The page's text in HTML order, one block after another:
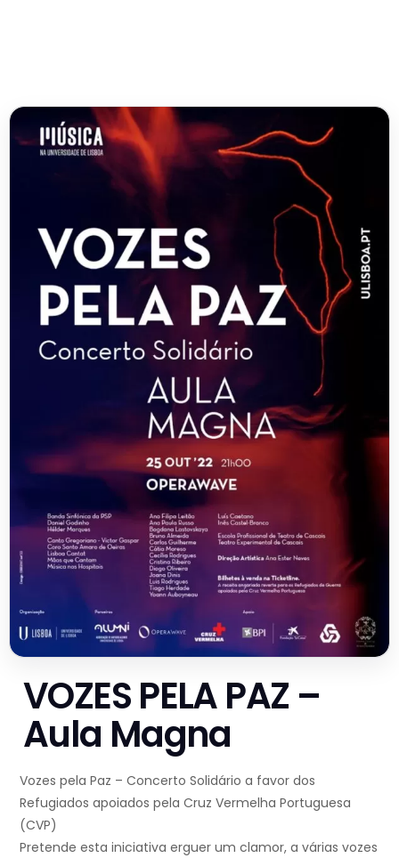
VOZES PELA PAZ –
Aula Magna
Vozes pela Paz – Concerto Solidário a favor dos
Refugiados apoiados pela Cruz Vermelha Portuguesa
(CVP)
Pretende esta iniciativa erguer um clamor, a várias vozes